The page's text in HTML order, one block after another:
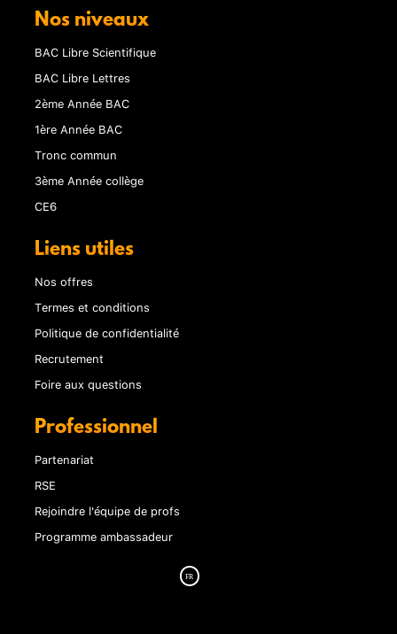
Nos niveaux
BAC Libre Scientifique
BAC Libre Lettres
2ème Année BAC
1ère Année BAC
Tronc commun
3ème Année collège
CE6
Liens utiles
Nos offres
Termes et conditions
Politique de confidentialité
Recrutement
Foire aux questions
Professionnel
Partenariat
RSE
Rejoindre l'équipe de profs
Programme ambassadeur